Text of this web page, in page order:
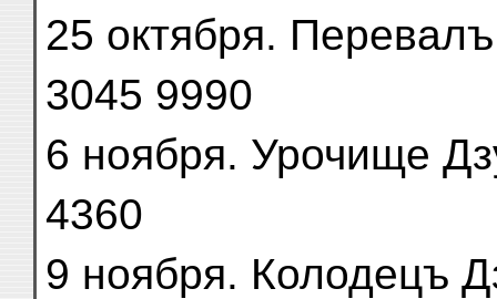
25 октября.
3045 9990
6 ноября. Урочище
4360
9 ноября. Колодецъ